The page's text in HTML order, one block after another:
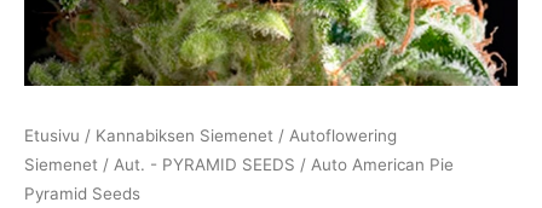
Etusivu / Kannabiksen Siemenet / Autoflowering
Siemenet / Aut. - PYRAMID SEEDS / Auto American Pie
Pyramid Seeds